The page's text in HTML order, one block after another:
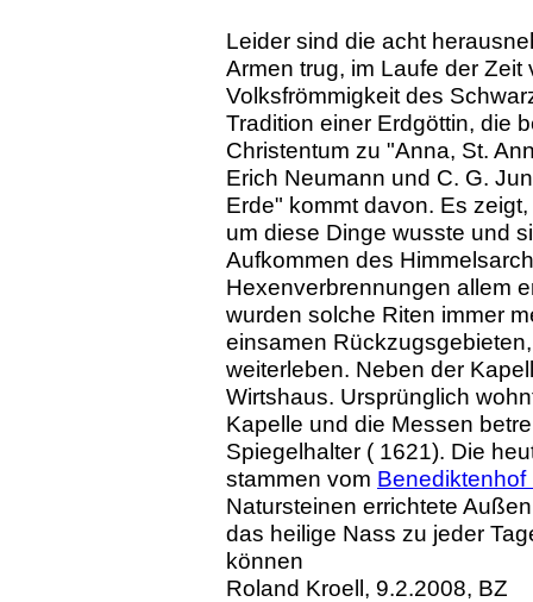
Leider sind die acht
Armen trug, im Laufe der
Volksfrömmigkeit des
Tradition einer Erdgöttin, die
Christentum zu "Anna, St.
Erich Neumann und C. G.
Erde" kommt davon. Es
um diese Dinge wusste und
Aufkommen des
Hexenverbrennungen allem
wurden solche Riten immer
einsamen
weiterleben. Neben der
Wirtshaus. Ursprünglich
Kapelle und die Messen
Spiegelhalter ( 1621). Die
stammen vom
Natursteinen errichtete
das heilige Nass zu jeder
können
Roland Kroell, 9.2.2008, BZ